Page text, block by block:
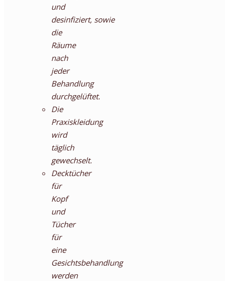
und
desinfiziert, sowie
die
Räume
nach
jeder
Behandlung
durchgelüftet.
Die
Praxiskleidung
wird
täglich
gewechselt.
Decktücher
für
Kopf
und
Tücher
für
eine
Gesichtsbehandlung
werden